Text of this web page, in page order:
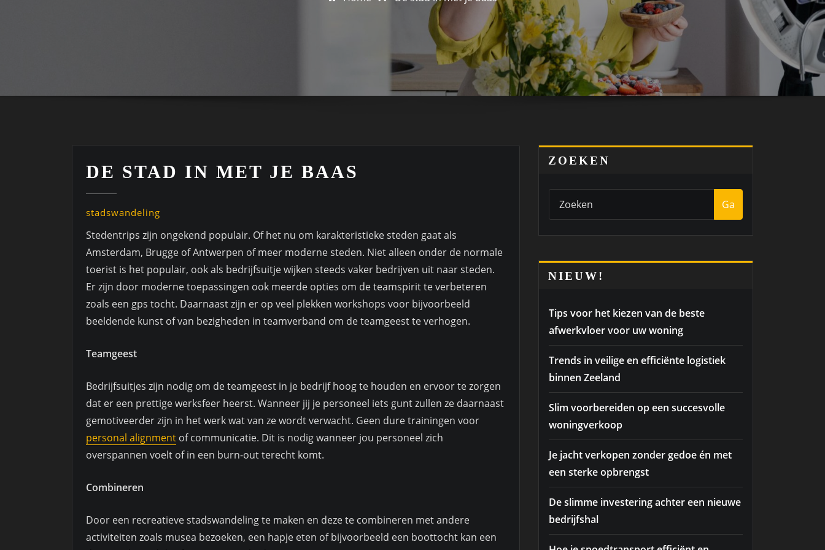
DE STAD IN MET JE BAAS
stadswandeling
Stedentrips zijn ongekend populair. Of het nu om karakteristieke steden gaat als
Amsterdam, Brugge of Antwerpen of meer moderne steden. Niet alleen onder de normale
toerist is het populair, ook als bedrijfsuitje wijken steeds vaker bedrijven uit naar steden.
Er zijn door moderne toepassingen ook meerde opties om de teamspirit te verbeteren
zoals een gps tocht. Daarnaast zijn er op veel plekken workshops voor bijvoorbeeld
beeldende kunst of van bezigheden in teamverband om de teamgeest te verhogen.
Teamgeest
Bedrijfsuitjes zijn nodig om de teamgeest in je bedrijf hoog te houden en ervoor te zorgen
dat er een prettige werksfeer heerst. Wanneer jij je personeel iets gunt zullen ze daarnaast
gemotiveerder zijn in het werk wat van ze wordt verwacht. Geen dure trainingen voor
personal alignment of communicatie. Dit is nodig wanneer jou personeel zich
overspannen voelt of in een burn-out terecht komt.
Combineren
Door een recreatieve stadswandeling te maken en deze te combineren met andere
activiteiten zoals musea bezoeken, een hapje eten of bijvoorbeeld een boottocht kan een
ZOEKEN
Ga
NIEUW!
Tips voor het kiezen van de beste
afwerkvloer voor uw woning
Trends in veilige en efficiënte logistiek
binnen Zeeland
Slim voorbereiden op een succesvolle
woningverkoop
Je jacht verkopen zonder gedoe én met
een sterke opbrengst
De slimme investering achter een nieuwe
bedrijfshal